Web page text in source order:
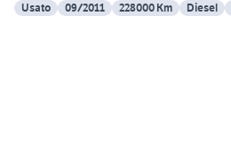
Usato
09/2011 228000 Km Diesel